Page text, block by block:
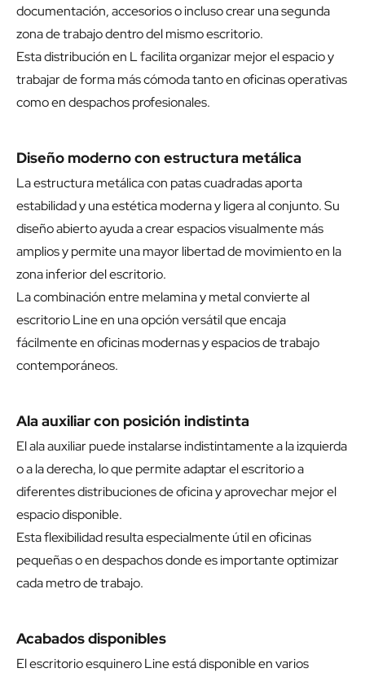
documentación, accesorios o incluso crear una segunda
zona de trabajo dentro del mismo escritorio.
Esta distribución en L facilita organizar mejor el espacio y
trabajar de forma más cómoda tanto en oficinas operativas
como en despachos profesionales.
Diseño moderno con estructura metálica
La estructura metálica con patas cuadradas aporta
estabilidad y una estética moderna y ligera al conjunto. Su
diseño abierto ayuda a crear espacios visualmente más
amplios y permite una mayor libertad de movimiento en la
zona inferior del escritorio.
La combinación entre melamina y metal convierte al
escritorio Line en una opción versátil que encaja
fácilmente en oficinas modernas y espacios de trabajo
contemporáneos.
Ala auxiliar con posición indistinta
El ala auxiliar puede instalarse indistintamente a la izquierda
o a la derecha, lo que permite adaptar el escritorio a
diferentes distribuciones de oficina y aprovechar mejor el
espacio disponible.
Esta flexibilidad resulta especialmente útil en oficinas
pequeñas o en despachos donde es importante optimizar
cada metro de trabajo.
Acabados disponibles
El escritorio esquinero Line está disponible en varios